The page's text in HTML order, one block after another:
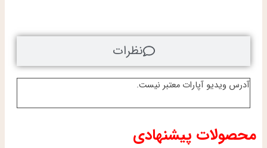
آدرس ویدیو آپارات معتبر نیست.
نظرات
محصولات پیشنهادی